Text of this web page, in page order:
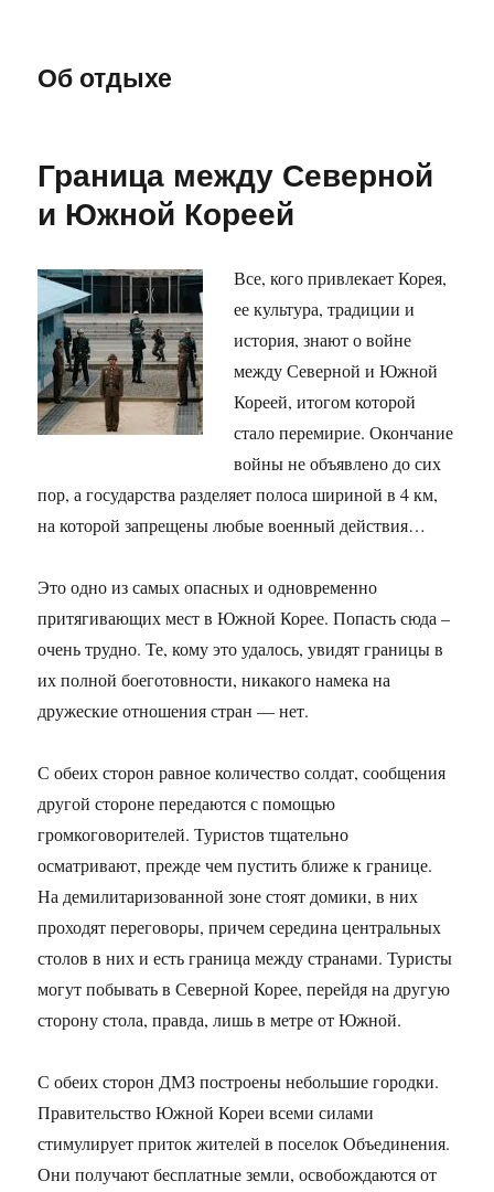
Об отдыхе
Граница между Северной
и Южной Кореей
Все, кого привлекает Корея,
ее культура, традиции и
история, знают о войне
между Северной и Южной
Кореей, итогом которой
стало перемирие. Окончание
войны не объявлено до сих
пор, а государства разделяет полоса шириной в 4 км,
на которой запрещены любые военный действия…
Это одно из самых опасных и одновременно
притягивающих мест в Южной Корее. Попасть сюда –
очень трудно. Те, кому это удалось, увидят границы в
их полной боеготовности, никакого намека на
дружеские отношения стран — нет.
С обеих сторон равное количество солдат, сообщения
другой стороне передаются с помощью
громкоговорителей. Туристов тщательно
осматривают, прежде чем пустить ближе к границе.
На демилитаризованной зоне стоят домики, в них
проходят переговоры, причем середина центральных
столов в них и есть граница между странами. Туристы
могут побывать в Северной Корее, перейдя на другую
сторону стола, правда, лишь в метре от Южной.
С обеих сторон ДМЗ построены небольшие городки.
Правительство Южной Кореи всеми силами
стимулирует приток жителей в поселок Объединения.
Они получают бесплатные земли, освобождаются от